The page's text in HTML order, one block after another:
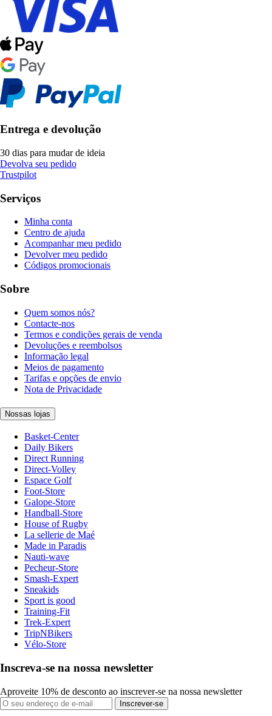
Entrega e devolução
30 dias para mudar de ideia
Devolva seu pedido
Trustpilot
Serviços
Minha conta
Centro de ajuda
Acompanhar meu pedido
Devolver meu pedido
Códigos promocionais
Sobre
Quem somos nós?
Contacte-nos
Termos e condições gerais de venda
Devoluções e reembolsos
Informação legal
Meios de pagamento
Tarifas e opções de envio
Nota de Privacidade
Nossas lojas
Basket-Center
Daily Bikers
Direct Running
Direct-Volley
Espace Golf
Foot-Store
Galope-Store
Handball-Store
House of Rugby
La sellerie de Maé
Made in Paradis
Nauti-wave
Pecheur-Store
Smash-Expert
Sneakids
Sport is good
Training-Fit
Trek-Expert
TripNBikers
Vélo-Store
Inscreva-se na nossa newsletter
Aproveite 10% de desconto ao inscrever-se na nossa newsletter
Inscrever-se